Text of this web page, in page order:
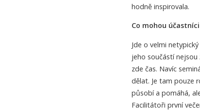
hodně inspirovala.
Co mohou
Jde o velmi
jeho součástí nejsou
zde čas. Navíc
dělat. Je tam pouze
působí a pomáhá,
Facilitátoři první